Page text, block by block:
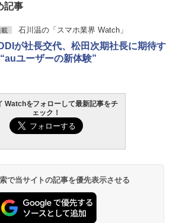
記事
載 石川温の「スマホ業界 Watch」
が社長交代、松田次期社長に期待す
ユーザーの新体験”
Watchをフォローして最新記事をチ
ェック！
で当サイトの記事を優先表示させる